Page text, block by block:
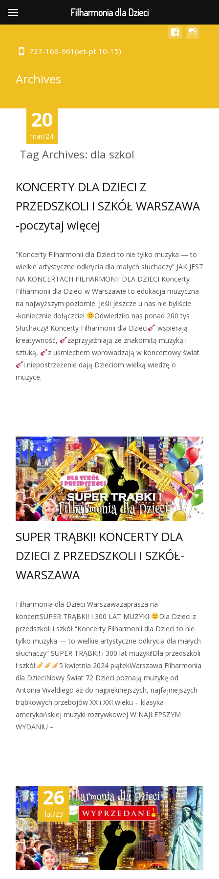
737-169-961(wt-pt 10-15)
Archives
Tag Archives: dla szkol
KONCERTY DLA DZIECI Z
PRZEDSZKOLI I SZKÓŁ WARSZAWA
‑poczytaj więcej
“Koncerty Filharmonii dla Dzieci to nie tylko muzyka — to
wielkie artystyczne odkrycia dla małych słuchaczy” JAK JEST
NA KONCERTACH FILHARMONII DLA DZIECI Koncerty
Filharmonii dla Dzieci w Warszawie to edukacja muzyczna
na najwyższym poziomie. Jeśli jeszcze u nas nie byliście
‑koniecznie dołączcie!
Odwiedziło nas ponad 200 tys
Słuchaczy! Koncerty Filharmonii dla Dzieci
wspierają
kreatywność,
zaprzyjaźniają ze znakomitą muzyką i
sztuką,
z uśmiechem wprowadzają w koncertowy świat
i niepostrzeżenie dają Dzieciom wielką wiedzę o
muzyce.
20
mar/24
SUPER TRĄBKI! KONCERTY DLA
DZIECI Z PRZEDSZKOLI I SZKÓŁ-
WARSZAWA
Filharmonia dla Dzieci Warszawazaprasza na
koncertSUPER TRĄBKI! I 300 LAT MUZYKI
Dla Dzieci z
przedszkoli i szkół “Koncerty Filharmonii dla Dzieci to nie
tylko muzyka — to wielkie artystyczne odkrycia dla małych
słuchaczy” SUPER TRĄBKI! i 300 lat muzyki!Dla przedszkoli
i szkół
5 kwietnia 2024 piątekWarszawa Filharmonia
dla DzieciNowy Świat 72 Dzieci poznają muzykę od
Antonia Vivaldiego aż do najpiękniejszych, najfajniejszych
trąbkowych przebojów XX i XXI wieku – klasyka
amerykańskiej muzyki rozrywkowej W NAJLEPSZYM
WYDANIU –
26
lut/23
Filharmonia dla Dzieci